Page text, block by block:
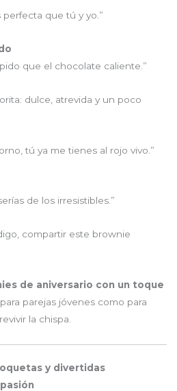
que tú y yo.”
que el chocolate caliente.”
dulce, atrevida y un poco
tú ya me tienes al rojo vivo.”
de los irresistibles.”
compartir este brownie
de aniversario con un toque
parejas jóvenes como para
la chispa.
y divertidas